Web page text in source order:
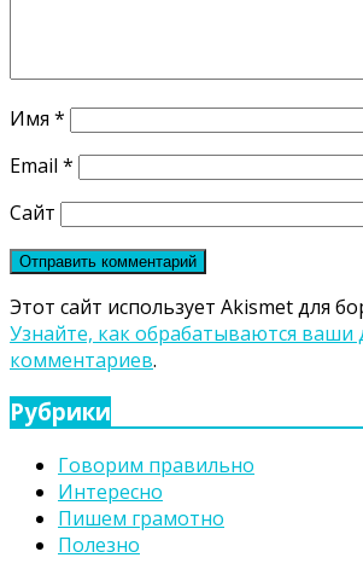
Имя *
Email *
Сайт
Этот сайт использует Akismet для
Узнайте, как обрабатываются ваши
комментариев.
Рубрики
Говорим правильно
Интересно
Пишем грамотно
Полезно